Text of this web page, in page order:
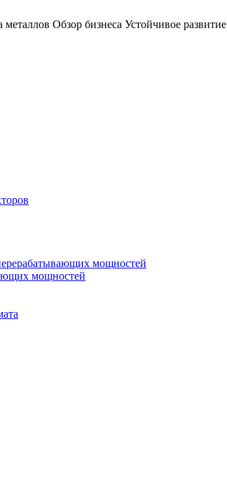
металлов Обзор бизнеса Устойчивое развитие
мощностей
мощностей